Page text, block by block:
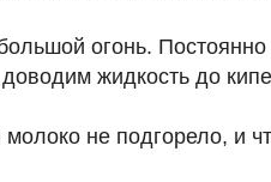
огонь.
жидкость до
не подгорело, и